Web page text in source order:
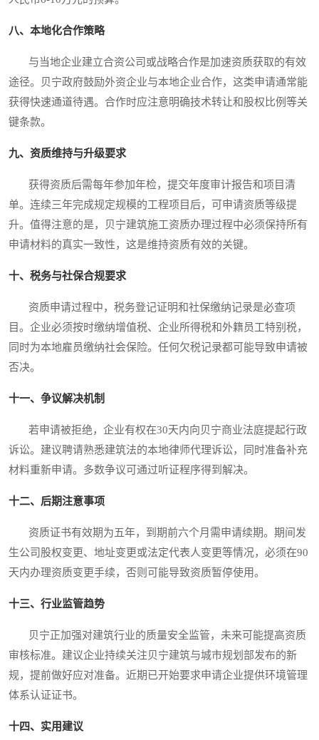
八、本地化合作策略
与当地企业建立合资公司或战略合作是加速资质获取的有效
途径。贝宁政府鼓励外资企业与本地企业合作，这类申请通常能
获得快速通道待遇。合作时应注意明确技术转让和股权比例等关
键条款。
九、资质维持与升级要求
获得资质后需每年参加年检，提交年度审计报告和项目清
单。连续三年完成规定规模的工程项目后，可申请资质等级提
升。值得注意的是，贝宁建筑施工资质办理过程中必须保持所有
申请材料的真实一致性，这是维持资质有效的关键。
十、税务与社保合规要求
资质申请过程中，税务登记证明和社保缴纳记录是必查项
目。企业必须按时缴纳增值税、企业所得税和外籍员工特别税，
同时为本地雇员缴纳社会保险。任何欠税记录都可能导致申请被
否决。
十一、争议解决机制
若申请被拒绝，企业有权在30天内向贝宁商业法庭提起行政
诉讼。建议聘请熟悉建筑法的本地律师代理诉讼，同时准备补充
材料重新申请。多数争议可通过听证程序得到解决。
十二、后期注意事项
资质证书有效期为五年，到期前六个月需申请续期。期间发
生公司股权变更、地址变更或法定代表人变更等情况，必须在90
天内办理资质变更手续，否则可能导致资质暂停使用。
十三、行业监管趋势
贝宁正加强对建筑行业的质量安全监管，未来可能提高资质
审核标准。建议企业持续关注贝宁建筑与城市规划部发布的新
规，提前做好应对准备。近期已开始要求申请企业提供环境管理
体系认证证书。
十四、实用建议